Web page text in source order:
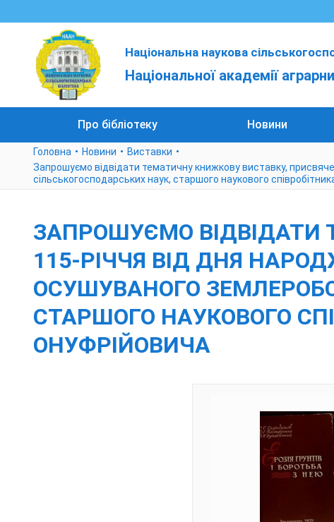
Національна наукова
Національної академії
Про бібліотеку Новини
Головна Новини
Виставки
Запрошуємо відвідати тематичну книжкову виставку,
сільськогосподарських наук, старшого наукового
ЗАПРОШУЄМО ВІДВІДАТИ
115-РІЧЧЯ ВІД ДНЯ
ОСУШУВАНОГО
СТАРШОГО НАУКОВОГО
ОНУФРІЙОВИЧА